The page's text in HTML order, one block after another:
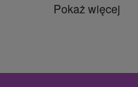
Pokaż więcej